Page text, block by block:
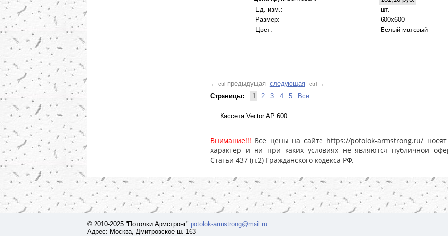
Ед. изм.:
шт.
Размер:
600x600
Цвет:
Белый матовый
← ctrl предыдущая следующая ctrl →
Страницы: 1 2 3 4 5 Все
Кассетa Vector AP 600
Внимание!!! Все цены на сайте https://potolok-armstrong.ru/
характер и ни при каких условиях не являются публичной
Статьи 437 (п.2) Гражданского кодекса РФ.
© 2010-2025 "Потолки Армстронг" potolok-armstrong@mail.ru
Адрес: Москва, Дмитровское ш. 163